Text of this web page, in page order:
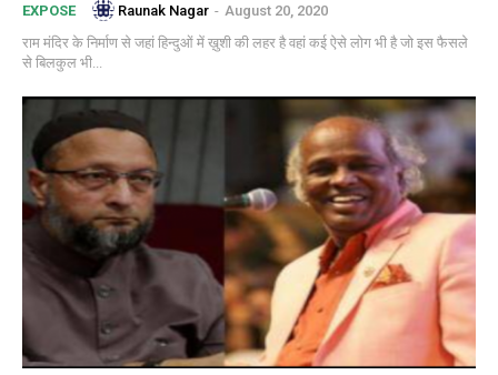
EXPOSE Raunak Nagar - August 20, 2020
राम मंदिर के निर्माण से जहां हिन्दुओं में ख़ुशी की लहर है वहां कई ऐसे लोग भी है जो इस फैसले
से बिलकुल भी...